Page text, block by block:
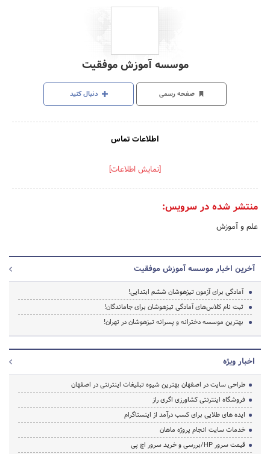
موسسه آموزش موفقیت
صفحه رسمی دنبال کنید
اطلاعات تماس
[نمایش اطلاعات]
منتشر شده در سرویس:
علم و آموزش
آخرین اخبار موسسه آموزش موفقیت
آمادگی برای آزمون تیزهوشان ششم ابتدایی!
ثبت نام کلاس‌های آمادگی تیزهوشان برای جاماندگان!
بهترین موسسه دخترانه و پسرانه تیزهوشان در تهران!
اخبار ویژه
طراحی سایت در اصفهان بهترین شیوه تبلیغات اینترنتی در اصفهان
فروشگاه اینترنتی کشاورزی اگری راز
ایده های طلایی برای کسب درآمد از اینستاگرام
خدمات سایت انجام پروژه ماهان
قیمت سرور HP/بررسی و خرید سرور اچ پی